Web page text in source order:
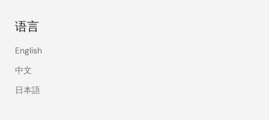
语言
English
中文
日本語